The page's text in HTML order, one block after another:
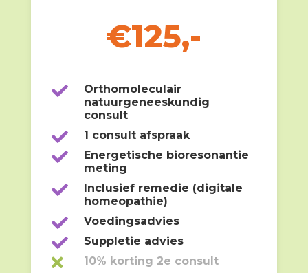
€125,-

Orthomoleculair
natuurgeneeskundig
consult
 1 consult afspraak

Energetische bioresonantie
meting

Inclusief remedie (digitale
homeopathie)
 Voedingsadvies
 Suppletie advies
 10% korting 2e consult